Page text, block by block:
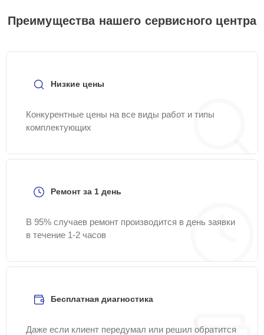
Преимущества нашего сервисного центра
Низкие цены
Конкурентные цены на все виды работ и типы
комплектующих
Ремонт за 1 день
В 95% случаев ремонт производится в день заявки
в течение 1-2 часов
Бесплатная диагностика
Даже если клиент передумал или решил обратится